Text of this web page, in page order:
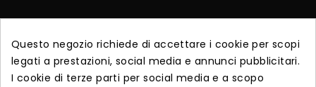
Prodotti

Puoi Trovarci Su
Questo negozio richiede di accettare i cookie per scopi
legati a prestazioni, social media e annunci pubblicitari.
I cookie di terze parti per social media e a scopo